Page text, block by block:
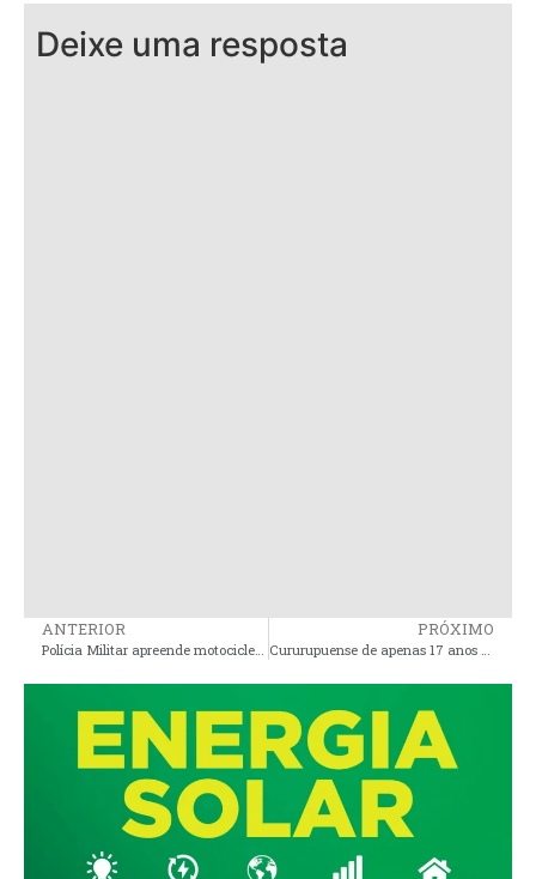
Deixe uma resposta
ANTERIOR
Polícia Militar apreende motocicleta de cor adulterada em Presidente Sarney
PRÓXIMO
Cururupuense de apenas 17 anos é aprovada na maior Universidade Pública da América Latina